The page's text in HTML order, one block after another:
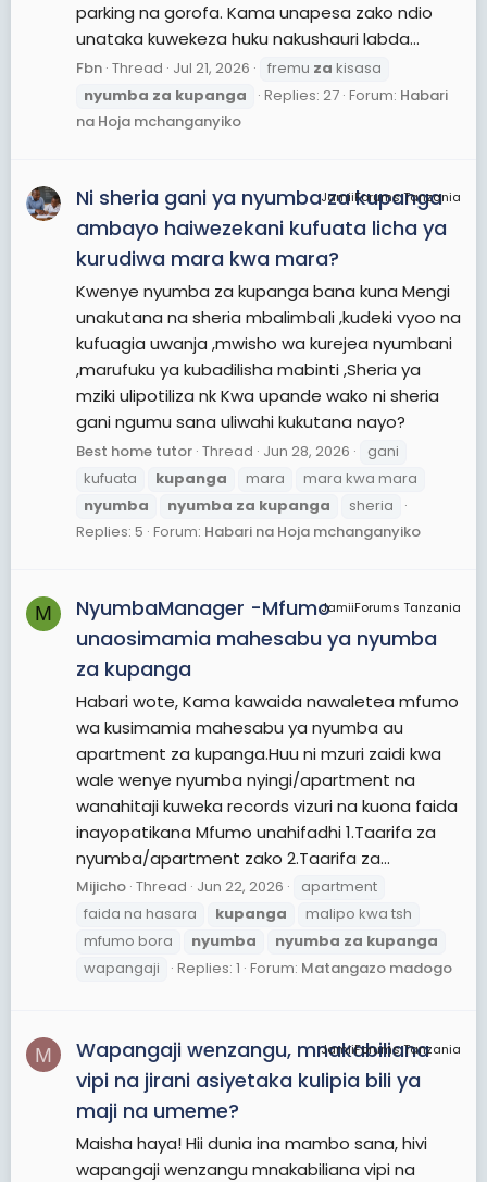
parking na gorofa. Kama unapesa zako ndio
unataka kuwekeza huku nakushauri labda...
Fbn Thread Jul 21, 2026 fremu za kisasa
nyumba za kupanga Replies: 27 Forum: Habari
na Hoja mchanganyiko
JamiiForums Tanzania
Ni sheria gani ya nyumba za kupanga
ambayo haiwezekani kufuata licha ya
kurudiwa mara kwa mara?
Kwenye nyumba za kupanga bana kuna Mengi
unakutana na sheria mbalimbali ,kudeki vyoo na
kufuagia uwanja ,mwisho wa kurejea nyumbani
,marufuku ya kubadilisha mabinti ,Sheria ya
mziki ulipotiliza nk Kwa upande wako ni sheria
gani ngumu sana uliwahi kukutana nayo?
Best home tutor Thread Jun 28, 2026
gani
kufuata
kupanga mara
mara kwa mara
nyumba
nyumba za kupanga
sheria
Replies: 5 Forum: Habari na Hoja mchanganyiko
M JamiiForums Tanzania
NyumbaManager -Mfumo
unaosimamia mahesabu ya nyumba
za kupanga
Habari wote, Kama kawaida nawaletea mfumo
wa kusimamia mahesabu ya nyumba au
apartment za kupanga.Huu ni mzuri zaidi kwa
wale wenye nyumba nyingi/apartment na
wanahitaji kuweka records vizuri na kuona faida
inayopatikana Mfumo unahifadhi 1.Taarifa za
nyumba/apartment zako 2.Taarifa za...
Mijicho Thread Jun 22, 2026
apartment
faida na hasara
kupanga
malipo kwa tsh
mfumo bora
nyumba nyumba za kupanga
wapangaji
Replies: 1 Forum: Matangazo madogo
M JamiiForums Tanzania
Wapangaji wenzangu, mnakabiliana
vipi na jirani asiyetaka kulipia bili ya
maji na umeme?
Maisha haya! Hii dunia ina mambo sana, hivi
wapangaji wenzangu mnakabiliana vipi na